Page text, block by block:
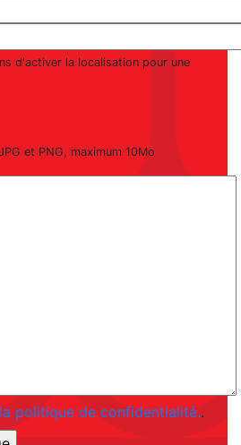
d'activer la localisation pour une
et PNG, maximum 10Mo
politique de confidentialité..